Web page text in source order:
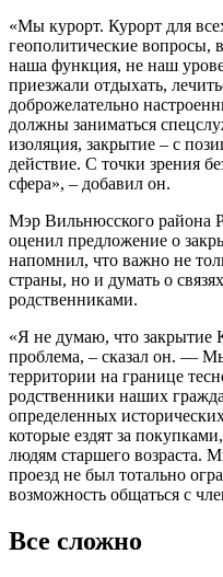
«Мы курорт. Курорт для
геополитические вопросы,
наша функция, не наш
приезжали отдыхать,
доброжелательно
должны заниматься
изоляция, закрытие – с
действие. С точки зрения
сфера», – добавил он.
Мэр Вильнюсского района
оценил предложение о
напомнил, что важно не
страны, но и думать о
родственниками.
«Я не думаю, что
проблема, – сказал он. —
территории на границе
родственники наших
определенных
которые ездят за
людям старшего возраста.
проезд не был тотально
возможность общаться с
Все сложно